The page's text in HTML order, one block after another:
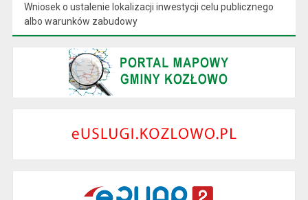
Wniosek o ustalenie lokalizacji inwestycji celu publicznego
albo warunków zabudowy